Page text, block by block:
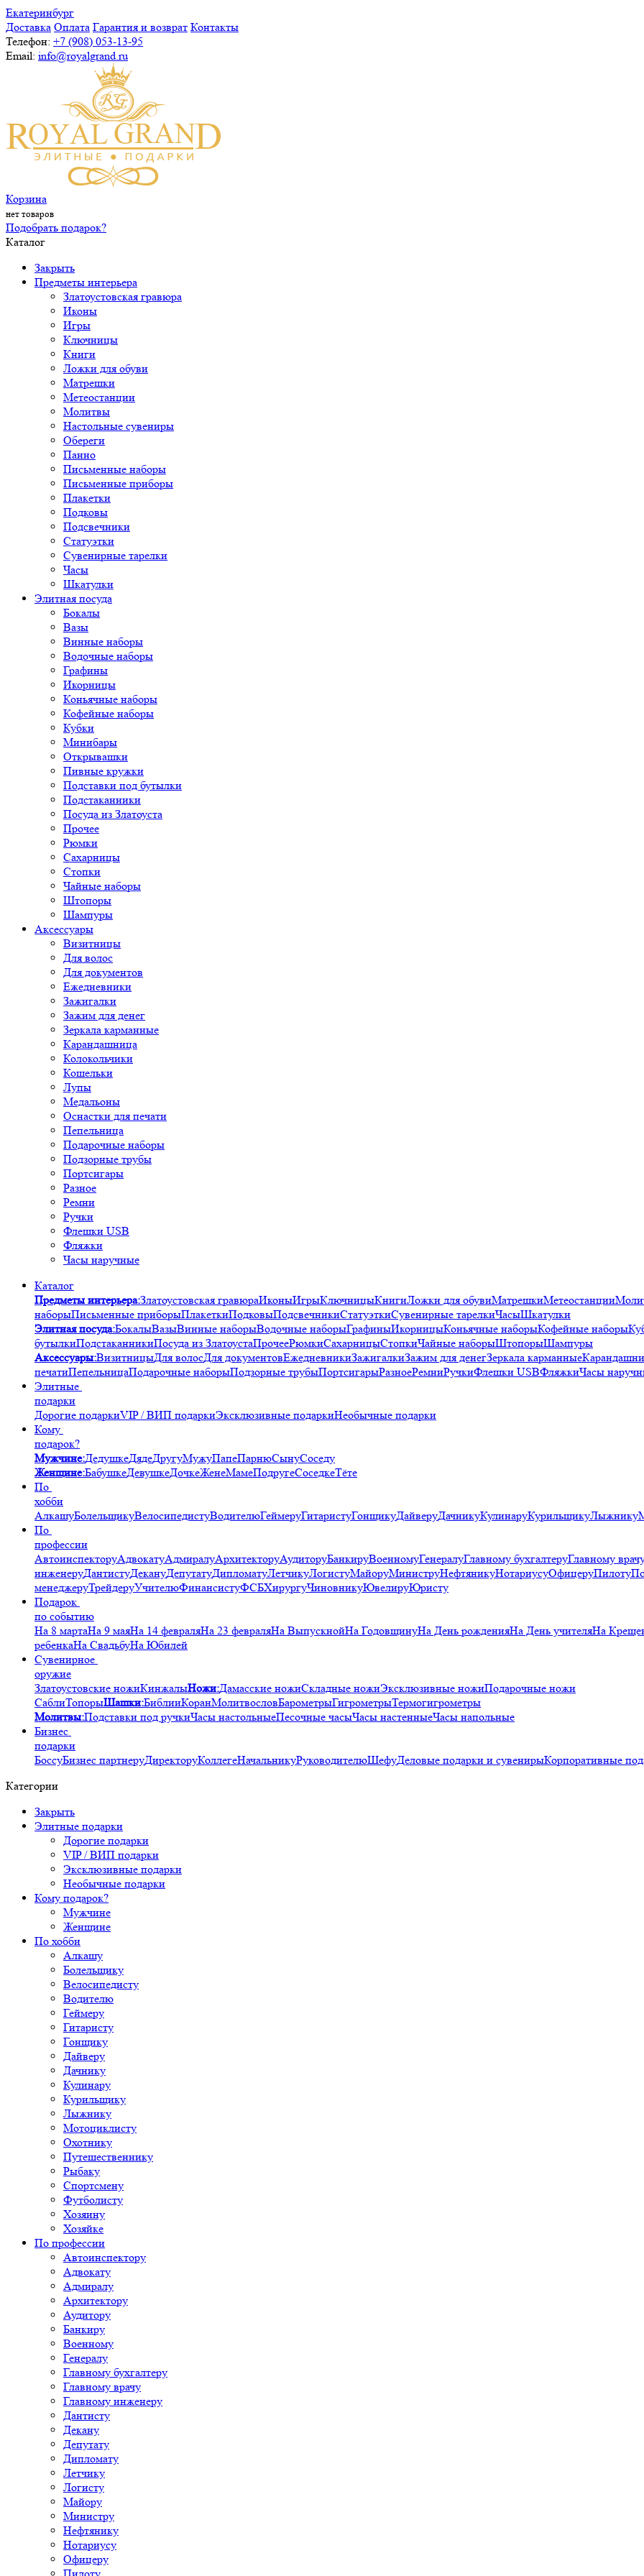
Екатеринбург
Доставка Оплата Гарантия и возврат Контакты
Телефон: +7 (908) 053-13-95
Email: info@royalgrand.ru
Корзина
нет товаров
Подобрать подарок?
Каталог
Закрыть
Предметы интерьера
Златоустовская гравюра
Иконы
Игры
Ключницы
Книги
Ложки для обуви
Матрешки
Метеостанции
Молитвы
Настольные сувениры
Обереги
Панно
Письменные наборы
Письменные приборы
Плакетки
Подковы
Подсвечники
Статуэтки
Сувенирные тарелки
Часы
Шкатулки
Элитная посуда
Бокалы
Вазы
Винные наборы
Водочные наборы
Графины
Икорницы
Коньячные наборы
Кофейные наборы
Кубки
Минибары
Открывашки
Пивные кружки
Подставки под бутылки
Подстаканники
Посуда из Златоуста
Прочее
Рюмки
Сахарницы
Стопки
Чайные наборы
Штопоры
Шампуры
Аксессуары
Визитницы
Для волос
Для документов
Ежедневники
Зажигалки
Зажим для денег
Зеркала карманные
Карандашница
Колокольчики
Кошельки
Лупы
Медальоны
Оснастки для печати
Пепельница
Подарочные наборы
Подзорные трубы
Портсигары
Разное
Ремни
Ручки
Флешки USB
Фляжки
Часы наручные
Каталог
Предметы интерьера:Златоустовская гравюраИконыИгрыКлючницыКнигиЛожки для обувиМатрешкиМетеостанции
наборыПисьменные приборыПлакеткиПодковыПодсвечникиСтатуэткиСувенирные тарелкиЧасыШкатулки
Элитная посуда:БокалыВазыВинные наборыВодочные наборыГрафиныИкорницыКоньячные наборыКофейные наборы
бутылкиПодстаканникиПосуда из ЗлатоустаПрочееРюмкиСахарницыСтопкиЧайные наборыШтопорыШампуры
Аксессуары:ВизитницыДля волосДля документовЕжедневникиЗажигалкиЗажим для денегЗеркала карманные
печатиПепельницаПодарочные наборыПодзорные трубыПортсигарыРазноеРемниРучкиФлешки USBФляжкиЧасы
Элитные
подарки
Дорогие подаркиVIP / ВИП подаркиЭксклюзивные подаркиНеобычные подарки
Кому
подарок?
Мужчине:ДедушкеДядеДругуМужуПапеПарнюСынуСоседу
Женщине:БабушкеДевушкеДочкеЖенеМамеПодругеСоседкеТёте
По
хобби
АлкашуБолельщикуВелосипедистуВодителюГеймеруГитаристуГонщикуДайверуДачникуКулинаруКурильщикуЛыжнику
По
профессии
АвтоинспекторуАдвокатуАдмиралуАрхитекторуАудиторуБанкируВоенномуГенералуГлавному бухгалтеруГлавному
инженеруДантистуДекануДепутатуДипломатуЛетчикуЛогистуМайоруМиниструНефтяникуНотариусуОфицеруПилоту
менеджеруТрейдеруУчителюФинансистуФСБХирургуЧиновникуЮвелируЮристу
Подарок
по событию
На 8 мартаНа 9 маяНа 14 февраляНа 23 февраляНа ВыпускнойНа ГодовщинуНа День рожденияНа День учителяНа
ребенкаНа СвадьбуНа Юбилей
Сувенирное
оружие
Златоустовские ножиКинжалыНожи:Дамасские ножиСкладные ножиЭксклюзивные ножиПодарочные ножи
СаблиТопорыШашки:БиблииКоранМолитвословБарометрыГигрометрыТермогигрометры
Молитвы:Подставки под ручкиЧасы настольныеПесочные часыЧасы настенныеЧасы напольные
Бизнес
подарки
БоссуБизнес партнеруДиректоруКоллегеНачальникуРуководителюШефуДеловые подарки и сувенирыКорпоративные
Категории
Закрыть
Элитные подарки
Дорогие подарки
VIP / ВИП подарки
Эксклюзивные подарки
Необычные подарки
Кому подарок?
Мужчине
Женщине
По хобби
Алкашу
Болельщику
Велосипедисту
Водителю
Геймеру
Гитаристу
Гонщику
Дайверу
Дачнику
Кулинару
Курильщику
Лыжнику
Мотоциклисту
Охотнику
Путешественнику
Рыбаку
Спортсмену
Футболисту
Хозяину
Хозяйке
По профессии
Автоинспектору
Адвокату
Адмиралу
Архитектору
Аудитору
Банкиру
Военному
Генералу
Главному бухгалтеру
Главному врачу
Главному инженеру
Дантисту
Декану
Депутату
Дипломату
Летчику
Логисту
Майору
Министру
Нефтянику
Нотариусу
Офицеру